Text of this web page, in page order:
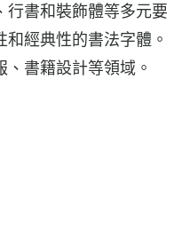
行書和裝飾體等多元要
經典性的書法字體。
書籍設計等領域。